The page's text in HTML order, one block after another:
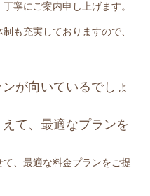
寧にご案内申し上げます。
も充実しておりますので、
が向いているでしょ
て、最適なプランを
、最適な料金プランをご提